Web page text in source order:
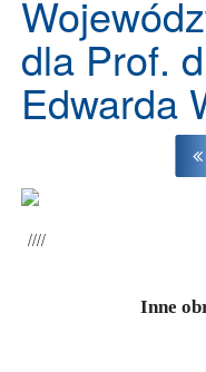
dla Prof.
Edwarda
////
Inne